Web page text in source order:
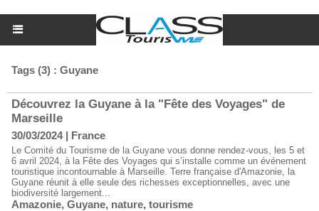
Tags (3) : Guyane
Découvrez la Guyane à la "Fête des Voyages" de
Marseille
30/03/2024| France
Le Comité du Tourisme de la Guyane vous donne rendez-vous, les 5 et
6 avril 2024, à la Fête des Voyages qui s’installe comme un événement
touristique incontournable à Marseille. Terre française d'Amazonie, la
Guyane réunit à elle seule des richesses exceptionnelles, avec une
biodiversité largement...
Amazonie, Guyane, nature, tourisme